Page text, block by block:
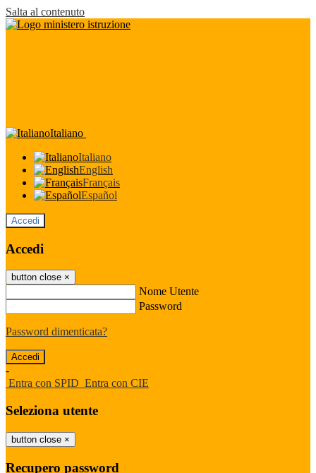
Salta al contenuto
Italiano
Italiano
English
Français
Español
Accedi
Accedi
button close ×
Nome Utente
Password
Password dimenticata?
-
Entra con SPID Entra con CIE
Seleziona utente
button close ×
Recupero password